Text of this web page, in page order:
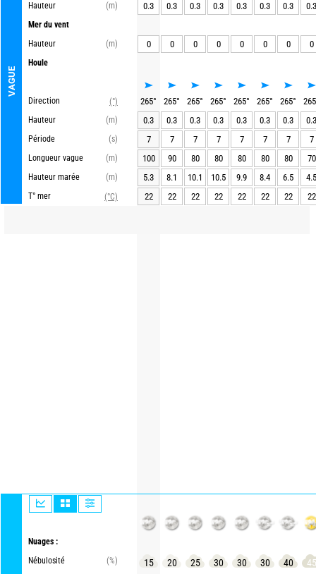
VAGUE
Hauteur
(m)
Mer du vent
Hauteur
(m)
Houle
Direction
(°)
Hauteur
(m)
Période
(s)
Longueur vague
(m)
Hauteur marée
(m)
T° mer
(°C)
Nuages :
Nébulosité
(%)
0.3 0.3 0.3 0.3 0.3 0.3 0.3 0.3
0 0 0 0 0 0 0 0
265° 265° 265° 265° 265° 265° 265°
265
0.3
0.3 0.3 0.3 0.3 0.3 0.3
0.3
7
7 7 7 7 7 7
7
100
90 80 80 80 80 80
70
5.3
8.1 10.1 10.5 9.9 8.4 6.5
4.5
22
22 22 22 22 22 22 22
15 20 25 30 30 30 40 45